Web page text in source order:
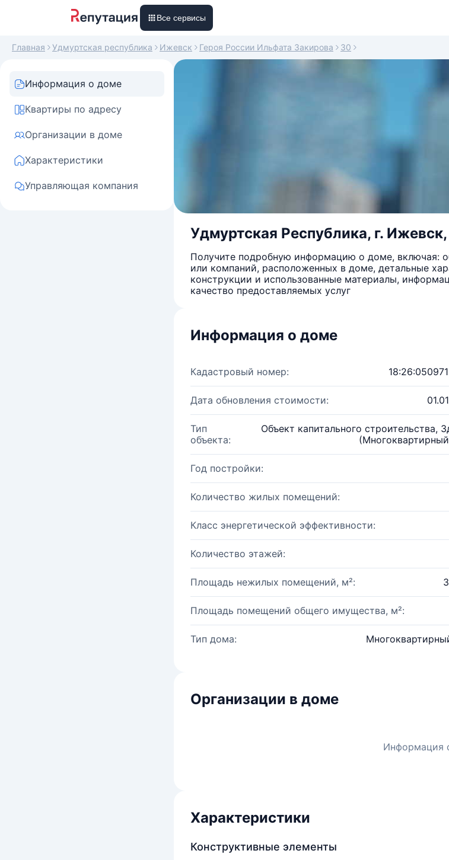
Все сервисы
Главная Удмуртская республика Ижевск Героя России Ильфата Закирова 30
Информация о доме
Квартиры по адресу
Организации в доме
Характеристики
Управляющая компания
Удмуртская Республика, г.
Получите подробную информацию о доме, включая:
или компаний, расположенных в доме, детальные
конструкции и использованные материалы,
качество предоставляемых услуг
Информация о доме
Кадастровый номер:
Дата обновления стоимости:
Тип
объекта:
Объект капитального строительства,
Год постройки:
Количество жилых помещений:
Класс энергетической эффективности:
Количество этажей:
Площадь нежилых помещений, м²:
Площадь помещений общего имущества, м²:
Тип дома:
Организации в доме
Информация
Характеристики
Конструктивные элементы